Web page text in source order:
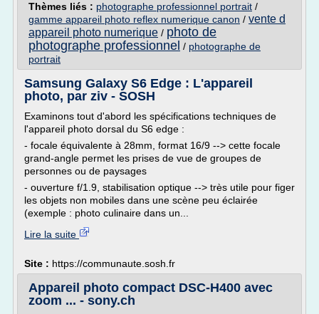
Thèmes liés : photographe professionnel portrait /
gamme appareil photo reflex numerique canon / vente d
appareil photo numerique / photo de
photographe professionnel / photographe de
portrait
Samsung Galaxy S6 Edge : L'appareil
photo, par ziv - SOSH
Examinons tout d'abord les spécifications techniques de
l'appareil photo dorsal du S6 edge :
- focale équivalente à 28mm, format 16/9 --> cette focale
grand-angle permet les prises de vue de groupes de
personnes ou de paysages
- ouverture f/1.9, stabilisation optique --> très utile pour figer
les objets non mobiles dans une scène peu éclairée
(exemple : photo culinaire dans un...
Lire la suite
Site : https://communaute.sosh.fr
Appareil photo compact DSC-H400 avec
zoom ... - sony.ch